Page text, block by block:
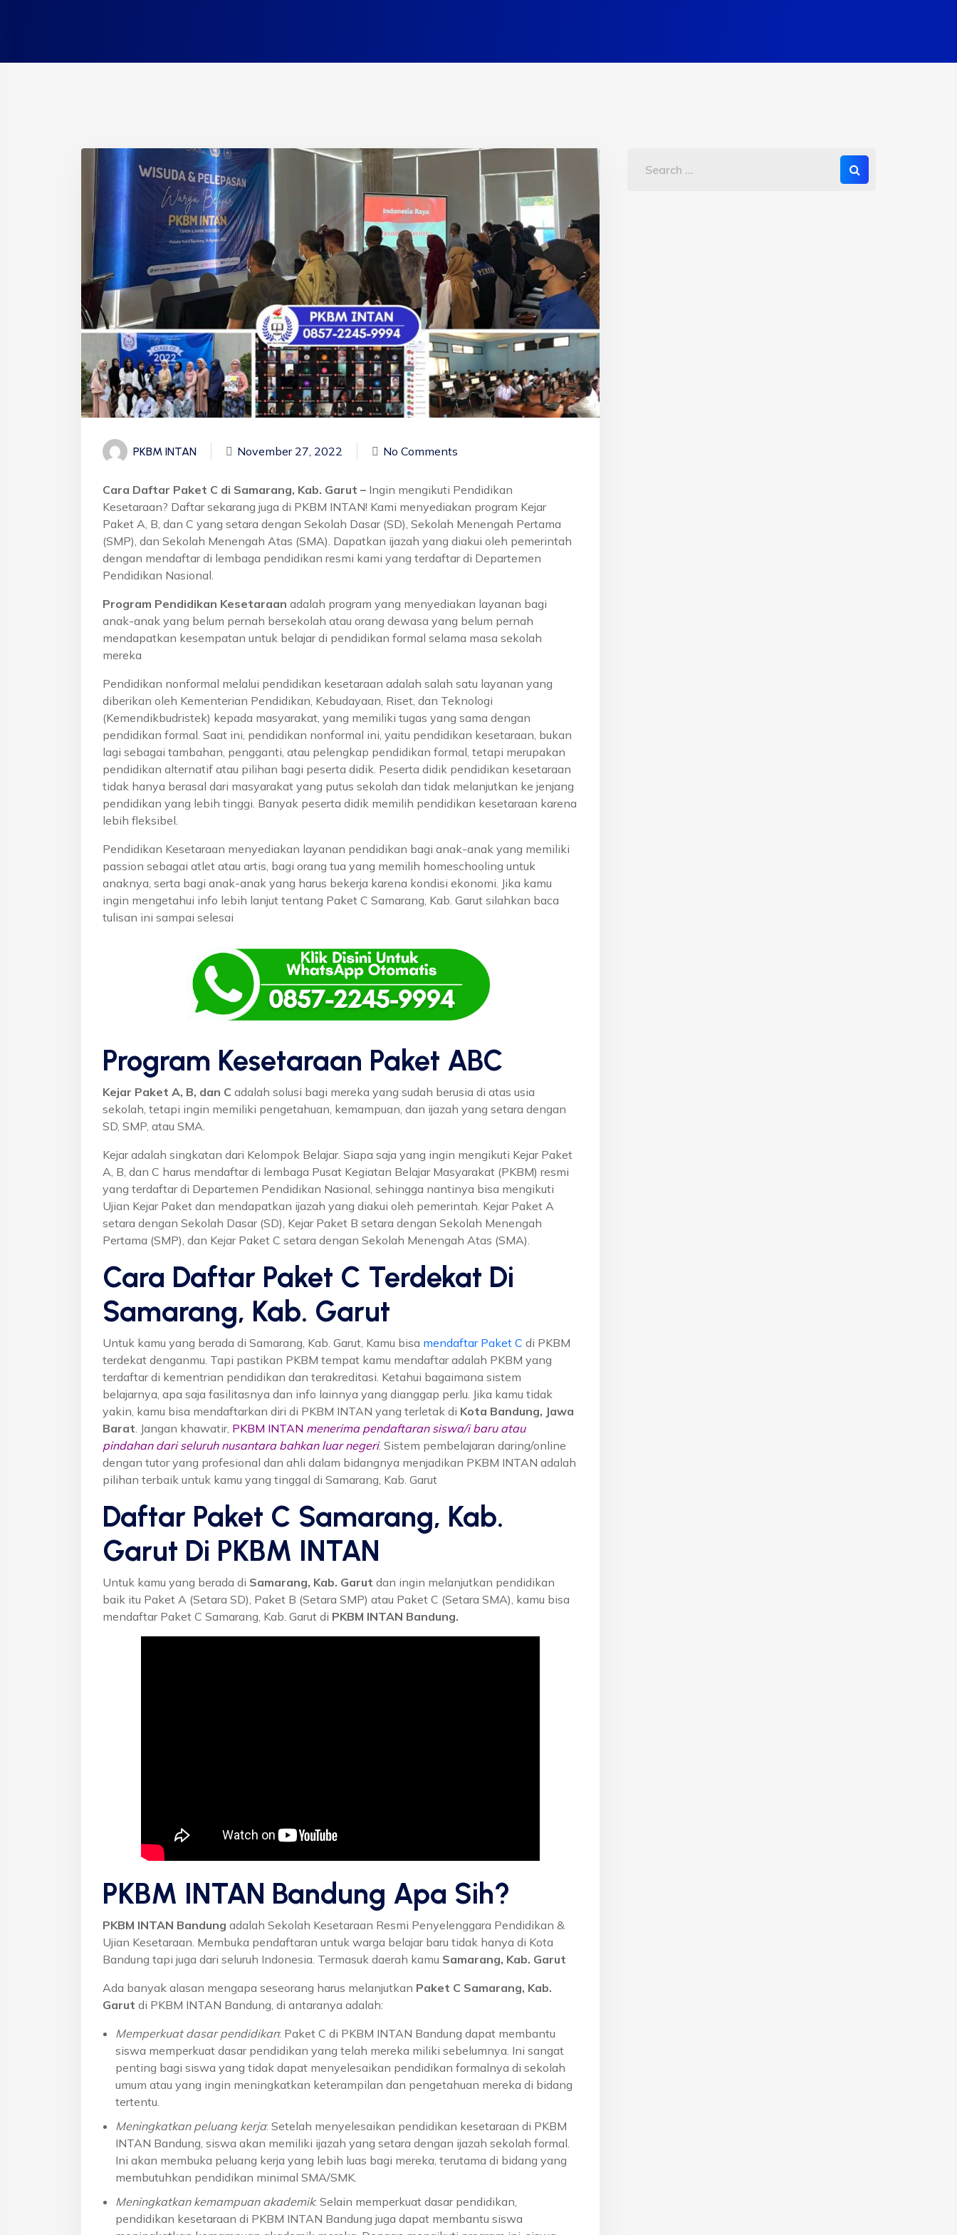
PKBM INTAN November 27, 2022 No Comments
Cara Daftar Paket C di Samarang, Kab. Garut – Ingin mengikuti Pendidikan
Kesetaraan? Daftar sekarang juga di PKBM INTAN! Kami menyediakan program Kejar
Paket A, B, dan C yang setara dengan Sekolah Dasar (SD), Sekolah Menengah Pertama
(SMP), dan Sekolah Menengah Atas (SMA). Dapatkan ijazah yang diakui oleh pemerintah
dengan mendaftar di lembaga pendidikan resmi kami yang terdaftar di Departemen
Pendidikan Nasional.
Program Pendidikan Kesetaraan adalah program yang menyediakan layanan bagi
anak-anak yang belum pernah bersekolah atau orang dewasa yang belum pernah
mendapatkan kesempatan untuk belajar di pendidikan formal selama masa sekolah
mereka
Pendidikan nonformal melalui pendidikan kesetaraan adalah salah satu layanan yang
diberikan oleh Kementerian Pendidikan, Kebudayaan, Riset, dan Teknologi
(Kemendikbudristek) kepada masyarakat, yang memiliki tugas yang sama dengan
pendidikan formal. Saat ini, pendidikan nonformal ini, yaitu pendidikan kesetaraan, bukan
lagi sebagai tambahan, pengganti, atau pelengkap pendidikan formal, tetapi merupakan
pendidikan alternatif atau pilihan bagi peserta didik. Peserta didik pendidikan kesetaraan
tidak hanya berasal dari masyarakat yang putus sekolah dan tidak melanjutkan ke jenjang
pendidikan yang lebih tinggi. Banyak peserta didik memilih pendidikan kesetaraan karena
lebih fleksibel.
Pendidikan Kesetaraan menyediakan layanan pendidikan bagi anak-anak yang memiliki
passion sebagai atlet atau artis, bagi orang tua yang memilih homeschooling untuk
anaknya, serta bagi anak-anak yang harus bekerja karena kondisi ekonomi. Jika kamu
ingin mengetahui info lebih lanjut tentang Paket C Samarang, Kab. Garut silahkan baca
tulisan ini sampai selesai
Program Kesetaraan Paket ABC
Kejar Paket A, B, dan C adalah solusi bagi mereka yang sudah berusia di atas usia
sekolah, tetapi ingin memiliki pengetahuan, kemampuan, dan ijazah yang setara dengan
SD, SMP, atau SMA.
Kejar adalah singkatan dari Kelompok Belajar. Siapa saja yang ingin mengikuti Kejar Paket
A, B, dan C harus mendaftar di lembaga Pusat Kegiatan Belajar Masyarakat (PKBM) resmi
yang terdaftar di Departemen Pendidikan Nasional, sehingga nantinya bisa mengikuti
Ujian Kejar Paket dan mendapatkan ijazah yang diakui oleh pemerintah. Kejar Paket A
setara dengan Sekolah Dasar (SD), Kejar Paket B setara dengan Sekolah Menengah
Pertama (SMP), dan Kejar Paket C setara dengan Sekolah Menengah Atas (SMA).
Cara Daftar Paket C Terdekat Di
Samarang, Kab. Garut
Untuk kamu yang berada di Samarang, Kab. Garut, Kamu bisa mendaftar Paket C di PKBM
terdekat denganmu. Tapi pastikan PKBM tempat kamu mendaftar adalah PKBM yang
terdaftar di kementrian pendidikan dan terakreditasi. Ketahui bagaimana sistem
belajarnya, apa saja fasilitasnya dan info lainnya yang dianggap perlu. Jika kamu tidak
yakin, kamu bisa mendaftarkan diri di PKBM INTAN yang terletak di Kota Bandung, Jawa
Barat . Jangan khawatir, PKBM INTAN menerima pendaftaran siswa/i baru atau
pindahan dari seluruh nusantara bahkan luar negeri. Sistem pembelajaran daring/online
dengan tutor yang profesional dan ahli dalam bidangnya menjadikan PKBM INTAN adalah
pilihan terbaik untuk kamu yang tinggal di Samarang, Kab. Garut
Daftar Paket C Samarang, Kab.
Garut Di PKBM INTAN
Untuk kamu yang berada di Samarang, Kab. Garut dan ingin melanjutkan pendidikan
baik itu Paket A (Setara SD), Paket B (Setara SMP) atau Paket C (Setara SMA), kamu bisa
mendaftar Paket C Samarang, Kab. Garut di PKBM INTAN Bandung.
PKBM INTAN Bandung Apa Sih?
PKBM INTAN Bandung adalah Sekolah Kesetaraan Resmi Penyelenggara Pendidikan &
Ujian Kesetaraan. Membuka pendaftaran untuk warga belajar baru tidak hanya di Kota
Bandung tapi juga dari seluruh Indonesia. Termasuk daerah kamu Samarang, Kab. Garut
Ada banyak alasan mengapa seseorang harus melanjutkan Paket C Samarang, Kab.
Garut di PKBM INTAN Bandung, di antaranya adalah:
Memperkuat dasar pendidikan: Paket C di PKBM INTAN Bandung dapat membantu
siswa memperkuat dasar pendidikan yang telah mereka miliki sebelumnya. Ini sangat
penting bagi siswa yang tidak dapat menyelesaikan pendidikan formalnya di sekolah
umum atau yang ingin meningkatkan keterampilan dan pengetahuan mereka di bidang
tertentu.
Meningkatkan peluang kerja: Setelah menyelesaikan pendidikan kesetaraan di PKBM
INTAN Bandung, siswa akan memiliki ijazah yang setara dengan ijazah sekolah formal.
Ini akan membuka peluang kerja yang lebih luas bagi mereka, terutama di bidang yang
membutuhkan pendidikan minimal SMA/SMK.
Meningkatkan kemampuan akademik: Selain memperkuat dasar pendidikan,
pendidikan kesetaraan di PKBM INTAN Bandung juga dapat membantu siswa